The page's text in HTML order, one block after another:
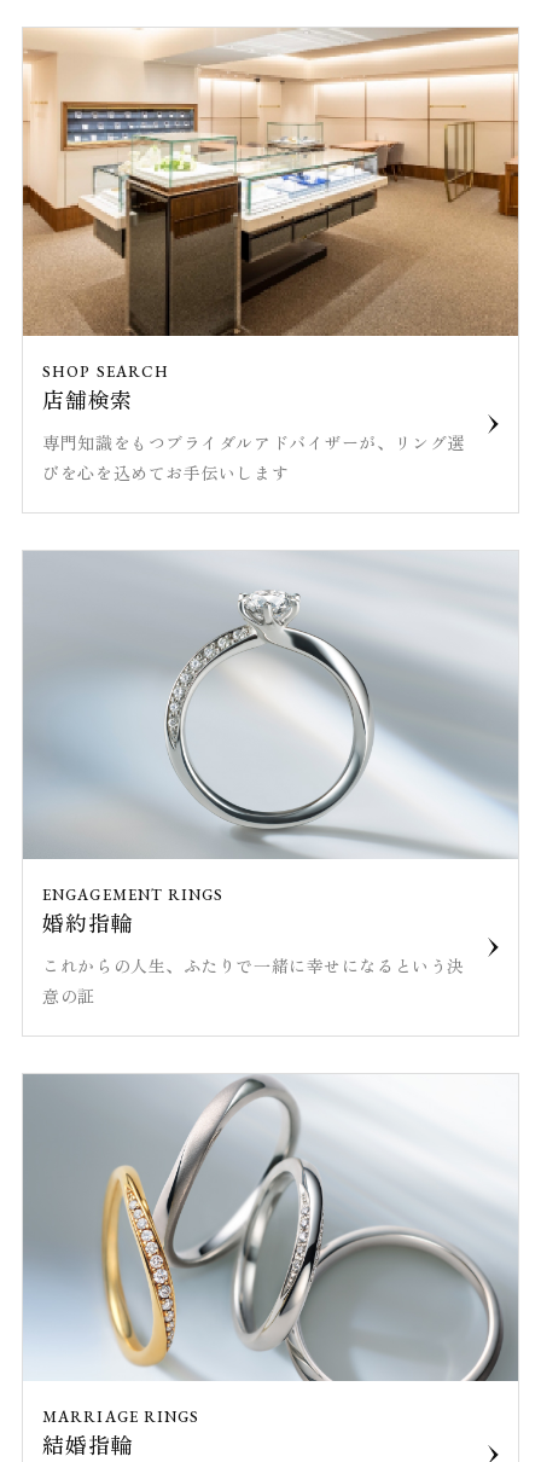
SHOP SEARCH
店舗検索
専門知識をもつブライダルアドバイザーが、リング選
びを心を込めてお手伝いします
ENGAGEMENT RINGS
婚約指輪
これからの人生、ふたりで一緒に幸せになるという決
意の証
MARRIAGE RINGS
結婚指輪